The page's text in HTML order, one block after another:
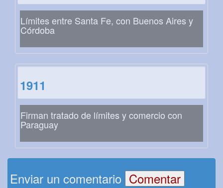
Límites entre Santa Fe, con Buenos Aires y
Córdoba
1911
Firman tratado de límites y comercio con
Paraguay
Enviar un comentario